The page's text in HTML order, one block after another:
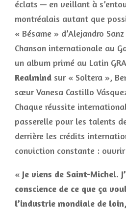
éclats — en veillant à
montréalais autant que
« Bésame » d’Alejandro
Chanson internationale au
un album primé au Latin
Realmind sur « Soltera »,
sœur Vanesa Castillo
Chaque réussite
passerelle pour les talents
derrière les crédits
conviction constante :
« Je viens de Saint-Michel.
conscience de ce que ça
l’industrie mondiale de